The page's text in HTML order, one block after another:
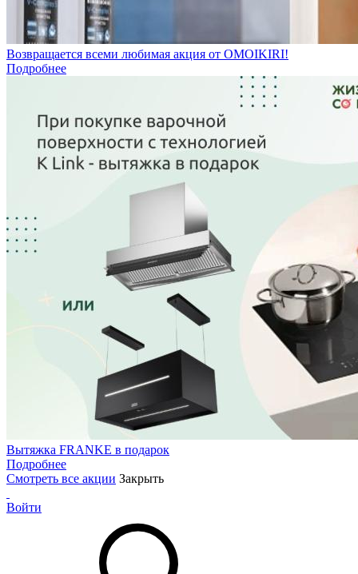
Возвращается всеми любимая акция от OMOIKIRI!
Подробнее
Вытяжка FRANKE в подарок
Подробнее
Смотреть все акции Закрыть
Войти